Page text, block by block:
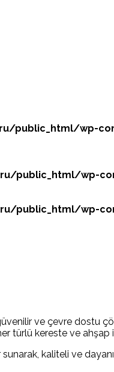
public_html/wp-
public_html/wp-
public_html/wp-
ve çevre dostu
türlü kereste ve
kaliteli ve